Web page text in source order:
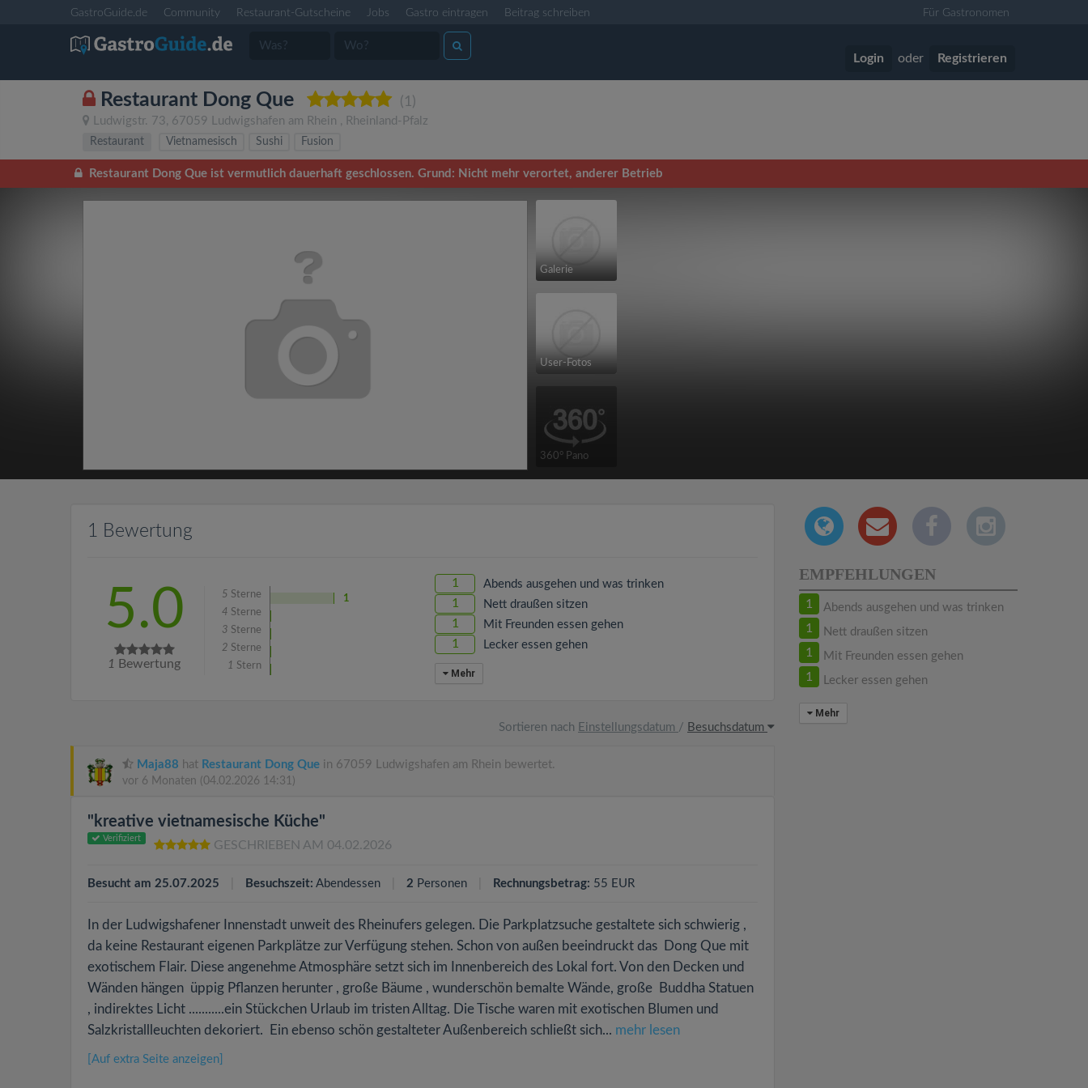
GastroGuide.de Community Restaurant-Gutscheine Jobs Gastro eintragen Beitrag schreiben Für Gastronomen
Login oder Registrieren
Restaurant Dong Que (1)
Ludwigstr. 73, 67059 Ludwigshafen am Rhein , Rheinland-Pfalz
Restaurant Vietnamesisch Sushi Fusion
Restaurant Dong Que ist vermutlich dauerhaft geschlossen. Grund: Nicht mehr verortet, anderer Betrieb
Galerie
User-Fotos
360° Pano
1 Bewertung
5.0
1 Bewertung
5 Sterne
1
4 Sterne
3 Sterne
2 Sterne
1 Stern
1 Abends ausgehen und was trinken
1 Nett draußen sitzen
1 Mit Freunden essen gehen
1 Lecker essen gehen
Mehr
Sortieren nach Einstellungsdatum / Besuchsdatum
Maja88 hat Restaurant Dong Que in 67059 Ludwigshafen am Rhein bewertet.
vor 6 Monaten (04.02.2026 14:31)
"kreative vietnamesische Küche"
Verifiziert
GESCHRIEBEN AM 04.02.2026
Besucht am 25.07.2025 Besuchszeit: Abendessen 2 Personen Rechnungsbetrag: 55 EUR
In der Ludwigshafener Innenstadt unweit des Rheinufers gelegen. Die Parkplatzsuche gestaltete sich schwierig ,
da keine Restaurant eigenen Parkplätze zur Verfügung stehen. Schon von außen beeindruckt das Dong Que mit
exotischem Flair. Diese angenehme Atmosphäre setzt sich im Innenbereich des Lokal fort. Von den Decken und
Wänden hängen üppig Pflanzen herunter , große Bäume , wunderschön bemalte Wände, große Buddha Statuen
, indirektes Licht ...........ein Stückchen Urlaub im tristen Alltag. Die Tische waren mit exotischen Blumen und
Salzkristallleuchten dekoriert. Ein ebenso schön gestalteter Außenbereich schließt sich... mehr lesen
[Auf extra Seite anzeigen]
EMPFEHLUNGEN
1 Abends ausgehen und was trinken
1 Nett draußen sitzen
1 Mit Freunden essen gehen
1 Lecker essen gehen
Mehr